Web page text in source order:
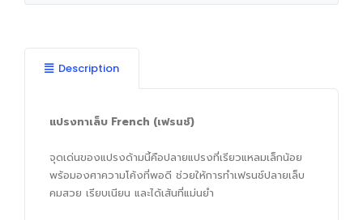
Description
แปรงทาเล็บ French (เฟรนช์)
จุดเด่นของแปรงด้ามนี้คือปลายแปรงที่เรียวแหลมเล็กน้อย
พร้อมองศาความโค้งที่พอดี ช่วยให้การทำเฟรนช์ปลายเล็บ
คมสวย เรียบเนียน และได้เส้นที่แม่นยำ